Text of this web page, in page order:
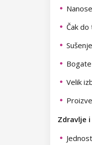
Čak
Velik
Zdravlje